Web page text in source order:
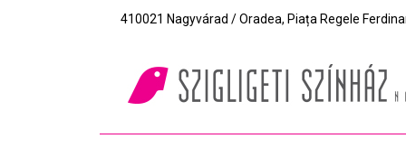
410021 Nagyvárad / Oradea, Piața Regele